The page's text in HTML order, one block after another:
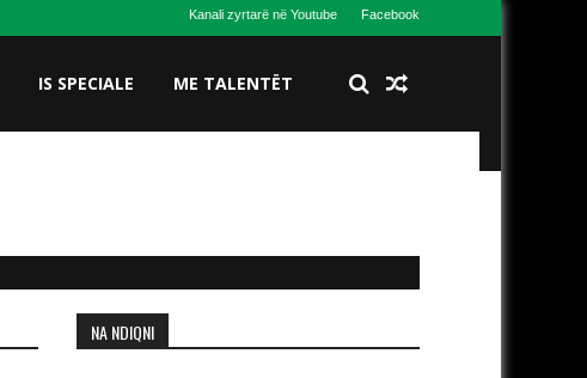
Kanali zyrtarë në Youtube Facebook
IS SPECIALE ME TALENTËT
NA NDIQNI